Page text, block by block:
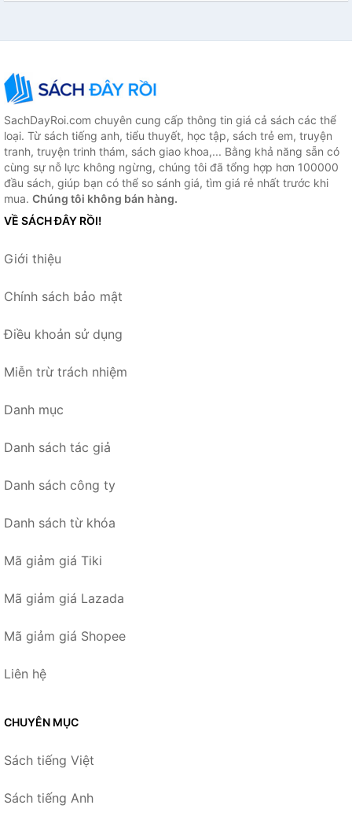
SachDayRoi.com chuyên cung cấp thông tin giá cả sách các thể
loại. Từ sách tiếng anh, tiểu thuyết, học tập, sách trẻ em, truyện
tranh, truyện trinh thám, sách giao khoa,... Bằng khả năng sẵn có
cùng sự nỗ lực không ngừng, chúng tôi đã tổng hợp hơn 100000
đầu sách, giúp bạn có thể so sánh giá, tìm giá rẻ nhất trước khi
mua. Chúng tôi không bán hàng.
VỀ SÁCH ĐÂY RỒI!
Giới thiệu
Chính sách bảo mật
Điều khoản sử dụng
Miễn trừ trách nhiệm
Danh mục
Danh sách tác giả
Danh sách công ty
Danh sách từ khóa
Mã giảm giá Tiki
Mã giảm giá Lazada
Mã giảm giá Shopee
Liên hệ
CHUYÊN MỤC
Sách tiếng Việt
Sách tiếng Anh